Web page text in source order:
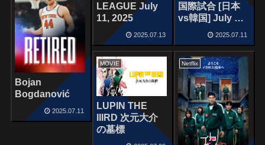
LEAGUE July
11, 2025
2025.07.13
国際試合 [日本
vs韓国] July 11,
2025.07.11
Bojan
Bogdanović
2025.07.11
MOVIE
LUPIN THE
IIIRD 次元大介
の墓標
Netflix